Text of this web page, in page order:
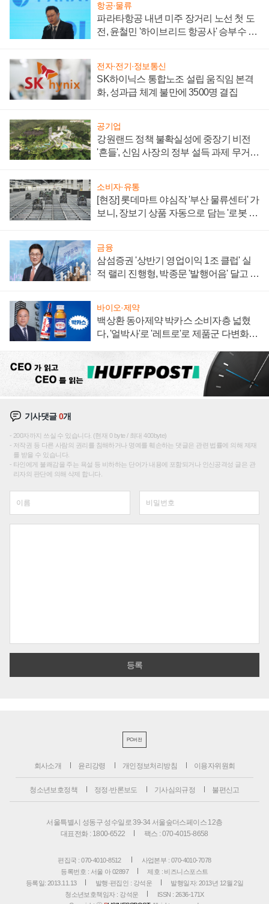
항공·물류
파라타항공 내년 미주 장거리 노선 첫 도
전, 윤철민 '하이브리드 항공사' 승부수 통
전자·전기·정보통신
SK하이닉스 통합노조 설립 움직임 본격
화, 성과급 체계 불만에 3500명 결집
공기업
강원랜드 정책 불확실성에 중장기 비전
'흔들', 신임 사장의 정부 설득 과제 무거워
소비자·유통
[현장] 롯데마트 야심작 '부산 물류센터' 가
보니, 장보기 상품 자동으로 담는 '로봇 40
금융
삼섬증권 '상반기 영업이익 1조 클럽' 실
적 랠리 진행형, 박종문 '발행어음' 달고 연
바이오·제약
백상환 동아제약 박카스 소비자층 넓혔
다, '얼박사'로 '레트로'로 제품군 다변화
기사댓글0개
200자까지 쓰실 수 있습니다. (현재 0 byte / 최대 400byte)
저작권 등 다른 사람의 권리를 침해하거나 명예를 훼손하는 댓글은 관련 법률에 의해 제재
를 받을 수 있습니다.
타인에게 불쾌감을 주는 욕설 등 비하하는 단어가 내용에 포함되거나 인신공격성 글은 관
리자의 판단에 의해 삭제 합니다.
PC버전
회사소개 윤리강령 개인정보처리방침 이용자위원회
청소년보호정책 정정·반론보도 기사심의규정 불편신고
서울특별시 성동구 성수일로 39-34 서울숲더스페이스 12층
대표전화 : 1800-6522
팩스 : 070-4015-8658
편집국 : 070-4010-8512
사업본부 : 070-4010-7078
등록번호 : 서울 아 02897
제호 : 비즈니스포스트
등록일: 2013.11.13
발행·편집인 : 강석운
발행일자: 2013년 12월 2일
청소년보호책임자 : 강석운
ISSN : 2636-171X